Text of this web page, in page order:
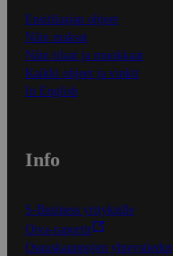
Ensitilaajan ohjeet
Näin maksat
Näin tilaat ja muokkaat
Kaikki ohjeet ja vinkit
In English
Info
S-Business yrityksille
Oiva-raportit
Osuuskauppojen yhteystiedot